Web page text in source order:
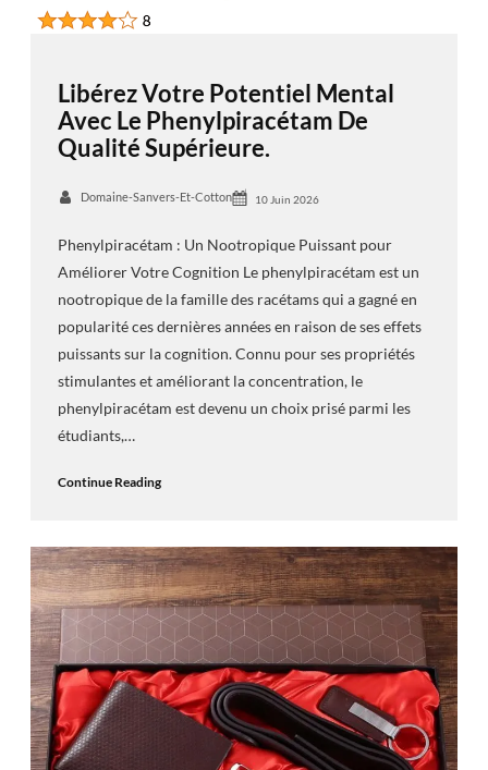
Libérez Votre Potentiel Mental
Avec Le Phenylpiracétam De
Qualité Supérieure.
Domaine-Sanvers-Et-Cotton 10 Juin 2026
Phenylpiracétam : Un Nootropique Puissant pour
Améliorer Votre Cognition Le phenylpiracétam est un
nootropique de la famille des racétams qui a gagné en
popularité ces dernières années en raison de ses effets
puissants sur la cognition. Connu pour ses propriétés
stimulantes et améliorant la concentration, le
phenylpiracétam est devenu un choix prisé parmi les
étudiants,…
Continue Reading